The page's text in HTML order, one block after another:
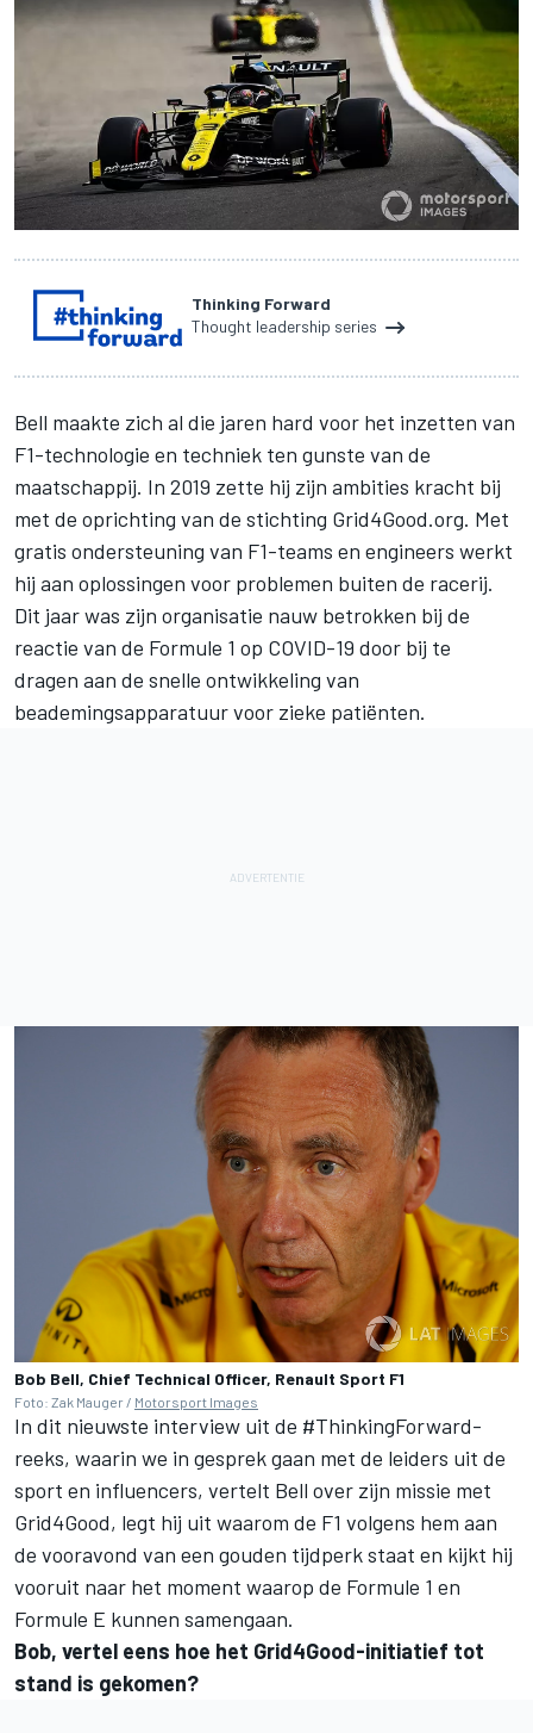
Thinking Forward
Thought leadership series
Bell maakte zich al die jaren hard voor het inzetten van
F1-technologie en techniek ten gunste van de
maatschappij. In 2019 zette hij zijn ambities kracht bij
met de oprichting van de stichting Grid4Good.org. Met
gratis ondersteuning van F1-teams en engineers werkt
hij aan oplossingen voor problemen buiten de racerij.
Dit jaar was zijn organisatie nauw betrokken bij de
reactie van de Formule 1 op COVID-19 door bij te
dragen aan de snelle ontwikkeling van
beademingsapparatuur voor zieke patiënten.
Bob Bell, Chief Technical Officer, Renault Sport F1
Foto: Zak Mauger / Motorsport Images
In dit nieuwste interview uit de #ThinkingForward-
reeks, waarin we in gesprek gaan met de leiders uit de
sport en influencers, vertelt Bell over zijn missie met
Grid4Good, legt hij uit waarom de F1 volgens hem aan
de vooravond van een gouden tijdperk staat en kijkt hij
vooruit naar het moment waarop de Formule 1 en
Formule E kunnen samengaan.
Bob, vertel eens hoe het Grid4Good-initiatief tot
stand is gekomen?